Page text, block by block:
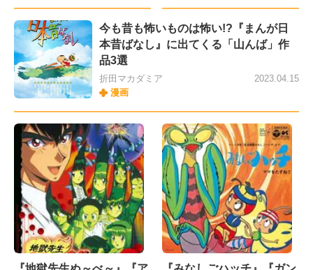
今も昔も怖いものは怖い!?『まんが日
本昔ばなし』に出てくる「山んば」作
品3選
折田マカダミア
漫画
2023.04.15